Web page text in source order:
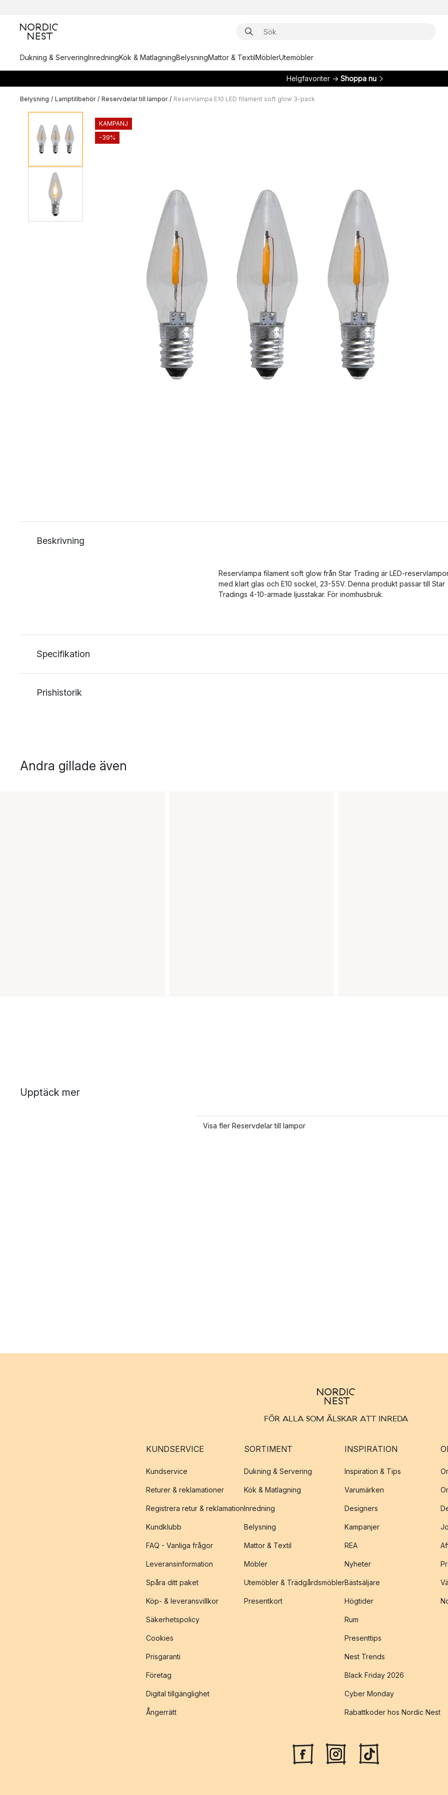
Dukning & ServeringInredningKök & MatlagningBelysningMattor & TextilMöblerUtemöbler
Helgfavoriter → Shoppa nu
Belysning / Lamptillbehör / Reservdelar till lampor / Reservlampa E10 LED filament soft glow 3-pack
KAMPANJ
-39%
Beskrivning
Reservlampa filament soft glow från Star Trading är LED-
med klart glas och E10 sockel, 23-55V. Denna produkt passar till Star
Tradings 4-10-armade ljusstakar. För inomhusbruk.
Specifikation
Prishistorik
Andra gillade även
Upptäck mer
Visa fler Reservdelar till lampor
FÖR ALLA SOM ÄLSKAR ATT INREDA
KUNDSERVICE
Kundservice
Returer & reklamationer
Registrera retur & reklamation
Kundklubb
FAQ - Vanliga frågor
Leveransinformation
Spåra ditt paket
Köp- & leveransvillkor
Säkerhetspolicy
Cookies
Prisgaranti
Företag
Digital tillgänglighet
Ångerrätt
SORTIMENT
Dukning & Servering
Kök & Matlagning
Inredning
Belysning
Mattor & Textil
Möbler
Utemöbler & Trädgårdsmöbler
Presentkort
INSPIRATION
Inspiration & Tips
Varumärken
Designers
Kampanjer
REA
Nyheter
Bästsäljare
Högtider
Rum
Presenttips
Nest Trends
Black Friday 2026
Cyber Monday
Rabattkoder hos Nordic Nest